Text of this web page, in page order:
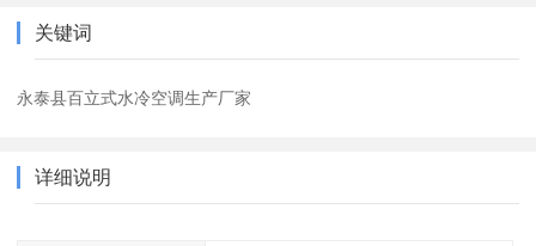
关键词
永泰县百立式水冷空调生产厂家
详细说明